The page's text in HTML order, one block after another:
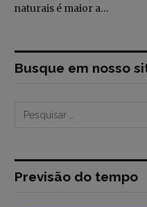
naturais é maior a…
Busque em nosso
Previsão do tempo